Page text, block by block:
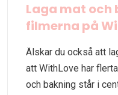
Laga mat och
filmerna på
Älskar du också att
att WithLove har
och bakning står i